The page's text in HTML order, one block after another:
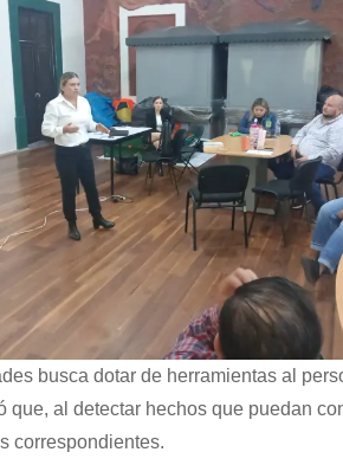
busca dotar de herramientas al
al detectar hechos que puedan
correspondientes.